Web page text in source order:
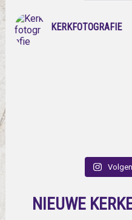
KERKFOTOGRAFIE
NIEUWE